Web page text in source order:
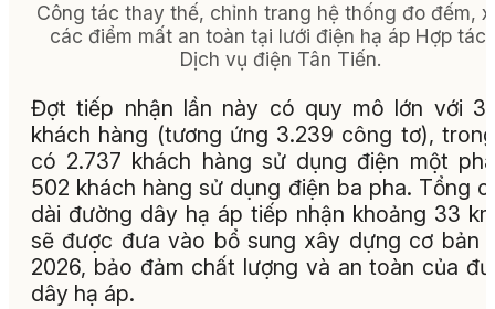
Công tác thay thế, chỉnh trang hệ thống đo đếm,
các điểm mất an toàn tại lưới điện hạ áp Hợp tác
Dịch vụ điện Tân Tiến.
Đợt tiếp nhận lần này có quy mô lớn với
khách hàng (tương ứng 3.239 công tơ),
có 2.737 khách hàng sử dụng điện một
502 khách hàng sử dụng điện ba pha. Tổng
dài đường dây hạ áp tiếp nhận khoảng 33
sẽ được đưa vào bổ sung xây dựng cơ bản
2026, bảo đảm chất lượng và an toàn của
dây hạ áp.